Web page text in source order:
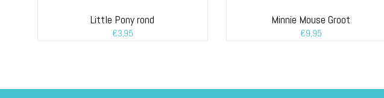
Little Pony rond
€3,95
Minnie Mouse Groot
€9,95